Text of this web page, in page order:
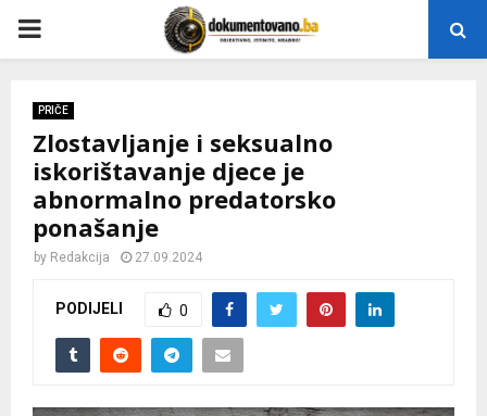
P
M
A
PRIČE
Zlostavljanje i seksualno
iskorištavanje djece je
abnormalno predatorsko
ponašanje
by Redakcija 27.09.2024
PODIJELI 0